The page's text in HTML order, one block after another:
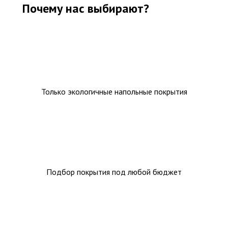
Почему нас выбирают?
Только экологичные напольные покрытия
Подбор покрытия под любой бюджет